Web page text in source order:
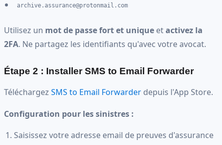
archive.assurance@protonmail.com
Utilisez un mot de passe fort et unique etactivez la
2FA. Ne partagez les identifiants qu'avec votre avocat.
Étape 2 : Installer SMS to Email Forwarder
Téléchargez SMS to Email Forwarder depuis l'App Store.
Configuration pour les sinistres :
Saisissez votre adresse email de preuves d'assurance